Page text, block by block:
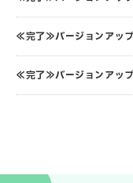
≪完了≫バージョンアッ
≪完了≫バージョンアッ